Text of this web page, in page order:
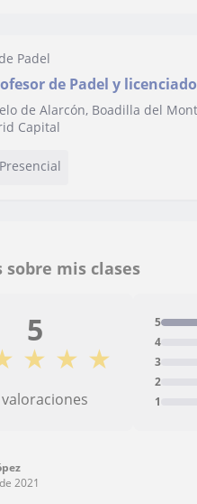
Padel
de Padel y
y alrededores.
de Alarcón, Boadilla del
Capital
sobre mis clases
5
★ ★ ★
1
2
3
4
5
2021